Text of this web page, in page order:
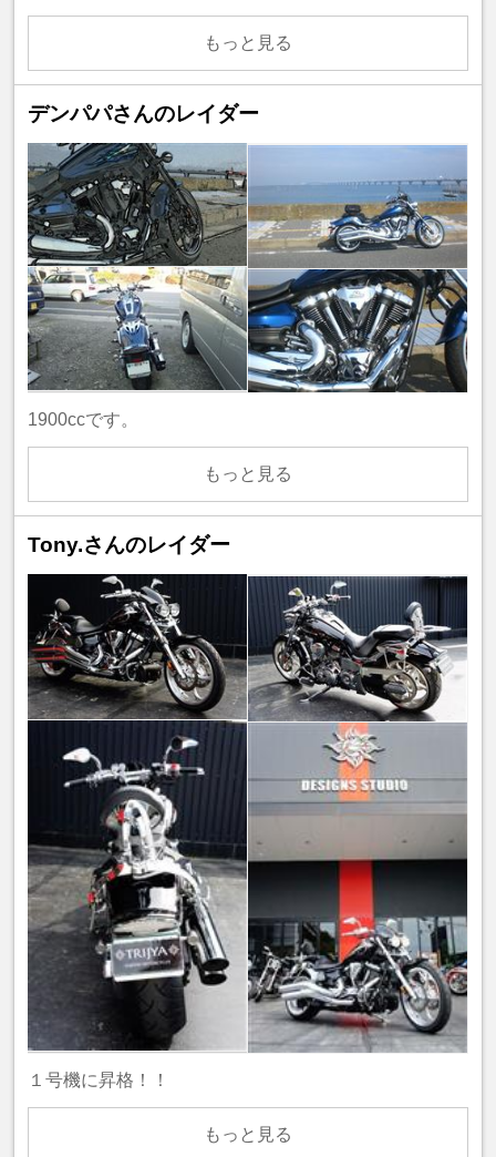
もっと見る
デンパパさんのレイダー
1900ccです。
もっと見る
Tony.さんのレイダー
１号機に昇格！！
もっと見る